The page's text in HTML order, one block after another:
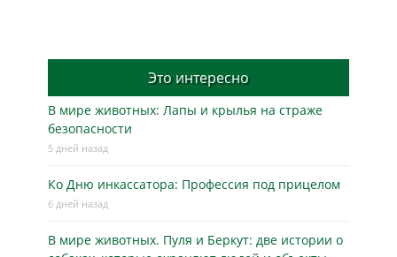
Это интересно
В мире животных: Лапы и крылья на страже
безопасности
5 дней назад
Ко Дню инкассатора: Профессия под прицелом
6 дней назад
В мире животных. Пуля и Беркут: две истории о